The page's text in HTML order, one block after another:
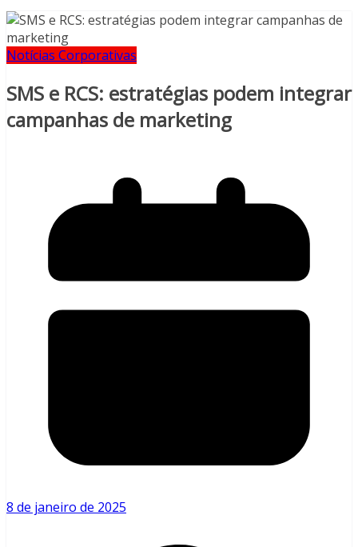
Notícias Corporativas
SMS e RCS: estratégias podem integrar
campanhas de marketing
8 de janeiro de 2025